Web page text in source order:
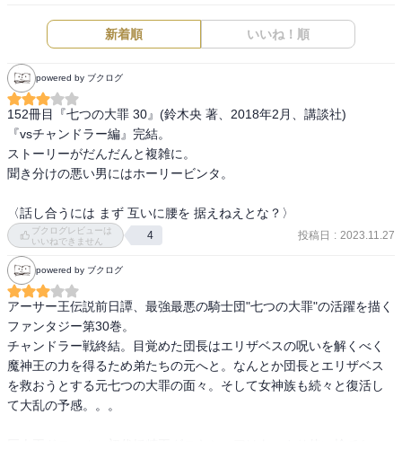
新着順 いいね！順
powered by ブクログ
152冊目『七つの大罪 30』(鈴木央 著、2018年2月、講談社)
『vsチャンドラー編』完結。
ストーリーがだんだんと複雑に。
聞き分けの悪い男にはホーリービンタ。
〈話し合うには まず 互いに腰を 据えねえとな？〉
ブクログレビューは
いいねできません
4 投稿日 : 2023.11.27
powered by ブクログ
アーサー王伝説前日譚、最強最悪の騎士団"七つの大罪"の活躍を描く
ファンタジー第30巻。
チャンドラー戦終結。目覚めた団長はエリザベスの呪いを解くべく
魔神王の力を得るため弟たちの元へと。なんとか団長とエリザベス
を救おうとする元七つの大罪の面々。そして女神族も続々と復活し
て大乱の予感。。。